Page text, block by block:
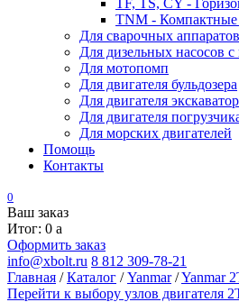
TF, TS, CY -
TNM - Компактные
Для сварочных аппаратов
Для дизельных насосов
Для мотопомп
Для двигателя бульдозера
Для двигателя
Для двигателя
Для морских двигателей
Помощь
Контакты
0
Ваш заказ
Итог: 0 a
Оформить заказ
info@xbolt.ru 8 812 309-78-21
Главная /Каталог /Yanmar/Yanmar
Перейти к выбору узлов двигателя